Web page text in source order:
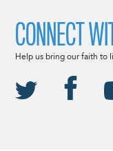
CONNECT
Help us bring our faith to